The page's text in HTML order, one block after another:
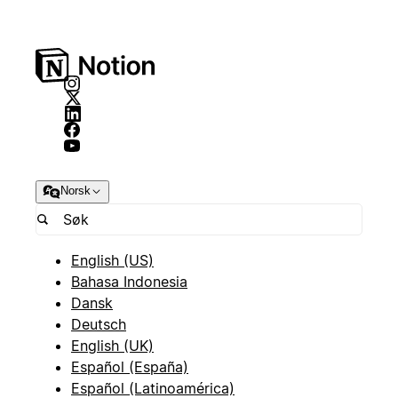
Norsk
English (US)
Bahasa Indonesia
Dansk
Deutsch
English (UK)
Español (España)
Español (Latinoamérica)